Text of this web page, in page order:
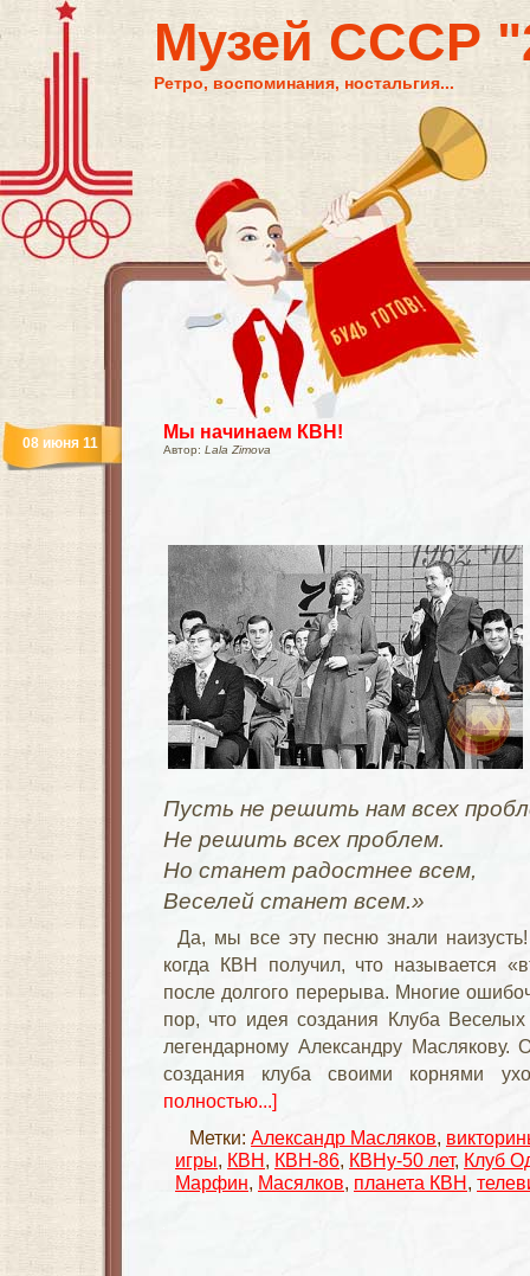
Музей СССР
Ретро, воспоминания, ностальгия...
Мы начинаем КВН!
Автор: Lala Zimova
08 июня 11
Пусть не решить нам всех
Не решить всех проблем.
Но станет радостнее всем,
Веселей станет всем.»
Да, мы все эту песню знали
когда КВН получил, что называется
после долгого перерыва. Многие
пор, что идея создания Клуба
легендарному Александру
создания клуба своими корнями
полностью...]
Метки: Александр Масляков,
игры, КВН, КВН-86, КВНу-50 лет, Клуб
Марфин, Масялков, планета КВН,